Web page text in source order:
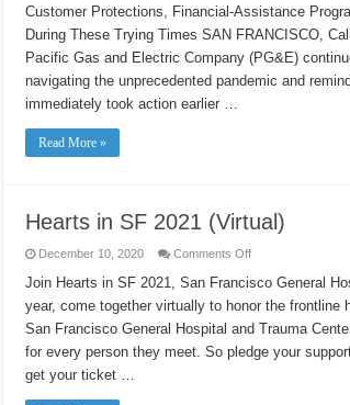
Reminds
Customers
of
Support
Available
to
Customer Protections, Financial-Assistance
During These Trying Times SAN FRANCISCO,
Pacific Gas and Electric Company (PG&E)
navigating the unprecedented pandemic and
immediately took action earlier …
Read More »
Hearts in SF 2021 (Virtual)
December 10, 2020 Comments Offon
in
SF
2021
Join Hearts in SF 2021, San Francisco General
year, come together virtually to honor the frontline
San Francisco General Hospital and Trauma
for every person they meet. So pledge your
get your ticket …